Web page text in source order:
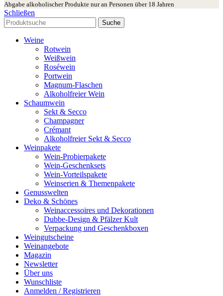
Abgabe alkoholischer Produkte nur an Personen über 18 Jahren
Schließen
Suche
Weine
Rotwein
Weißwein
Roséwein
Portwein
Magnum-Flaschen
Alkoholfreier Wein
Schaumwein
Sekt & Secco
Champagner
Crémant
Alkoholfreier Sekt & Secco
Weinpakete
Wein-Probierpakete
Wein-Geschenksets
Wein-Vorteilspakete
Weinserien & Themenpakete
Genusswelten
Deko & Schönes
Weinaccessoires und Dekorationen
Dubbe-Design & Pfälzer Kult
Verpackung und Geschenkboxen
Weingutscheine
Weinangebote
Magazin
Newsletter
Über uns
Wunschliste
Anmelden / Registrieren